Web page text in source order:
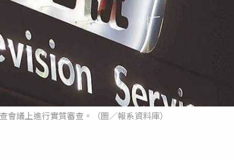
議上進行實質審查。（圖／報系資料庫）